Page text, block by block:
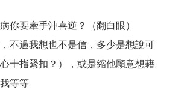
你要牽手沖喜逆？（翻白眼）
不過我想也不是信，多少是想說可
十指緊扣？），或是縮他願意想藉
等等